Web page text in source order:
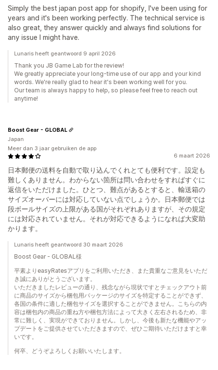
Simply the best japan post app for shopify, I've been using for
years and it's been working perfectly. The technical service is
also great, they answer quickly and always find solutions for
any issue I might have.
Lunaris heeft geantwoord 9 april 2026
Thank you JB Game Lab for the review!
We greatly appreciate your long-time use of our app and your kind
words. We're really glad to hear it's been working well for you.
Our team is always happy to help, so please feel free to reach out
anytime!
6 maart 2026
日本郵便の送料を自動で取り込んでくれとても便利です。設定も
難しくありません。わからない箇所は問い合わせをすればすぐに
返信をいただけました。ひとつ、難点があるとすると、輸送箱の
サイズオーバーには対応していない点でしょうか。日本郵便では
段ボールサイズの上限がある国がそれぞれありますが、その規定
には対応されていません。それが対応できるようになれば大変助
かります。
Boost Gear - GLOBAL
Japan
Meer dan 3 jaar gebruiken de app
Lunaris heeft geantwoord 30 maart 2026
Boost Gear - GLOBAL様
平素よりeasyRatesアプリをご利用いただき、また貴重なご意見をいただ
き誠にありがとうございます。
いただきましたレビューの通り、残念ながら現状ですとチェックアウト前
に商品のサイズから梱包用パッケージのサイズを特定することができず、
各国の条件に適した梱包サイズを選択することができません。こちらの内
容は梱包内の商品の重ね方や梱包方法によって大きく左右されるため、非
常に難しく、実現ができておりません。しかし、今後も新たな機能やアッ
プデートをご提供させていただきますので、ぜひご期待いただけますと幸
いです。
何卒、どうぞよろしくお願いいたします。